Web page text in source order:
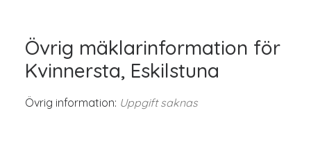
Övrig mäklarinformation för
Kvinnersta, Eskilstuna
Övrig information: Uppgift saknas